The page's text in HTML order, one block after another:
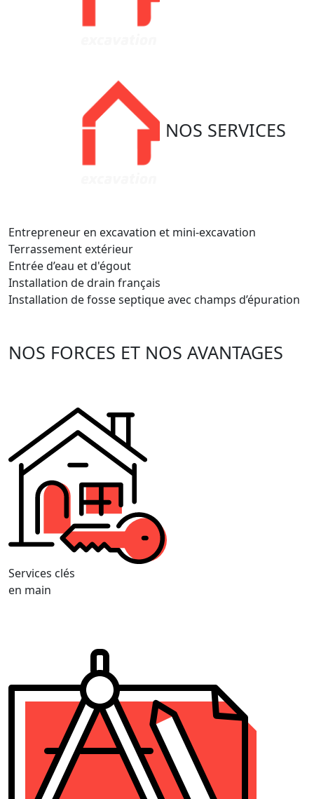
NOS SERVICES
Entrepreneur en excavation et mini-excavation
Terrassement extérieur
Entrée d’eau et d'égout
Installation de drain français
Installation de fosse septique avec champs d’épuration
NOS FORCES ET NOS AVANTAGES
Services clés
en main